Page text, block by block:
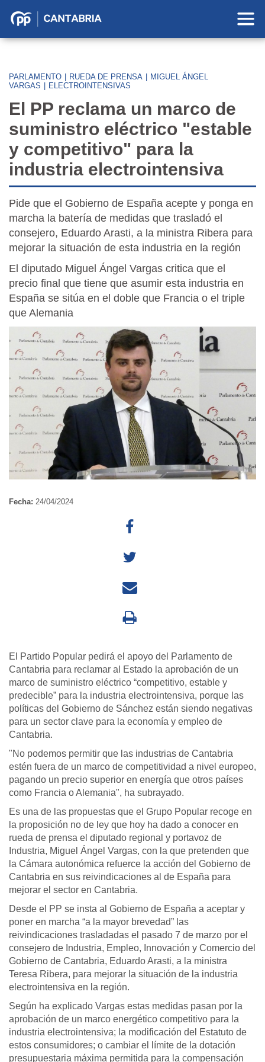
Partido
Cantabria
PARLAMENTO RUEDA DE PRENSA
MIGUEL ÁNGEL
VARGAS
ELECTROINTENSIVAS
El PP reclama un marco de
suministro eléctrico "estable
y competitivo" para la
industria electrointensiva
Pide que el Gobierno de España acepte y ponga en
marcha la batería de medidas que trasladó el
consejero, Eduardo Arasti, a la ministra Ribera para
mejorar la situación de esta industria en la región
El diputado Miguel Ángel Vargas critica que el
precio final que tiene que asumir esta industria en
España se sitúa en el doble que Francia o el triple
que Alemania
Fecha: 24/04/2024
El Partido Popular pedirá el apoyo del Parlamento de
Cantabria para reclamar al Estado la aprobación de un
marco de suministro eléctrico “competitivo, estable y
predecible” para la industria electrointensiva, porque las
políticas del Gobierno de Sánchez están siendo negativas
para un sector clave para la economía y empleo de
Cantabria.
"No podemos permitir que las industrias de Cantabria
estén fuera de un marco de competitividad a nivel europeo,
pagando un precio superior en energía que otros países
como Francia o Alemania", ha subrayado.
Es una de las propuestas que el Grupo Popular recoge en
la proposición no de ley que hoy ha dado a conocer en
rueda de prensa el diputado regional y portavoz de
Industria, Miguel Ángel Vargas, con la que pretenden que
la Cámara autonómica refuerce la acción del Gobierno de
Cantabria en sus reivindicaciones al de España para
mejorar el sector en Cantabria.
Desde el PP se insta al Gobierno de España a aceptar y
poner en marcha “a la mayor brevedad” las
reivindicaciones trasladadas el pasado 7 de marzo por el
consejero de Industria, Empleo, Innovación y Comercio del
Gobierno de Cantabria, Eduardo Arasti, a la ministra
Teresa Ribera, para mejorar la situación de la industria
electrointensiva en la región.
Según ha explicado Vargas estas medidas pasan por la
aprobación de un marco energético competitivo para la
industria electrointensiva; la modificación del Estatuto de
estos consumidores; o cambiar el límite de la dotación
presupuestaria máxima permitida para la compensación